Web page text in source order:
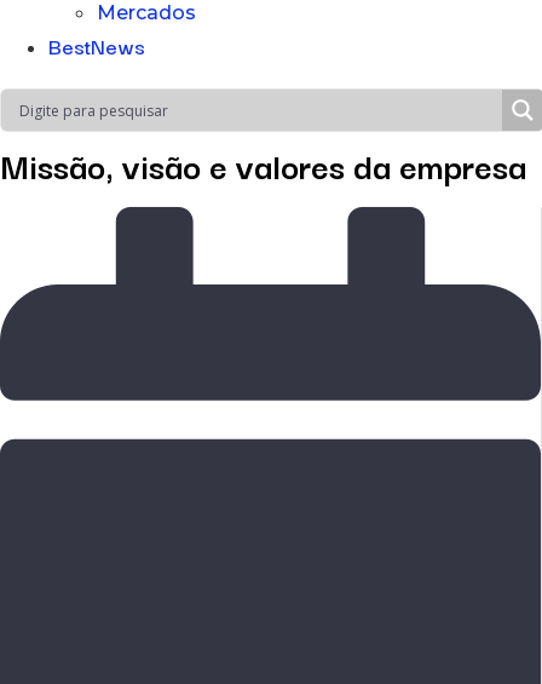
Mercados
BestNews
Missão, visão e valores da empresa